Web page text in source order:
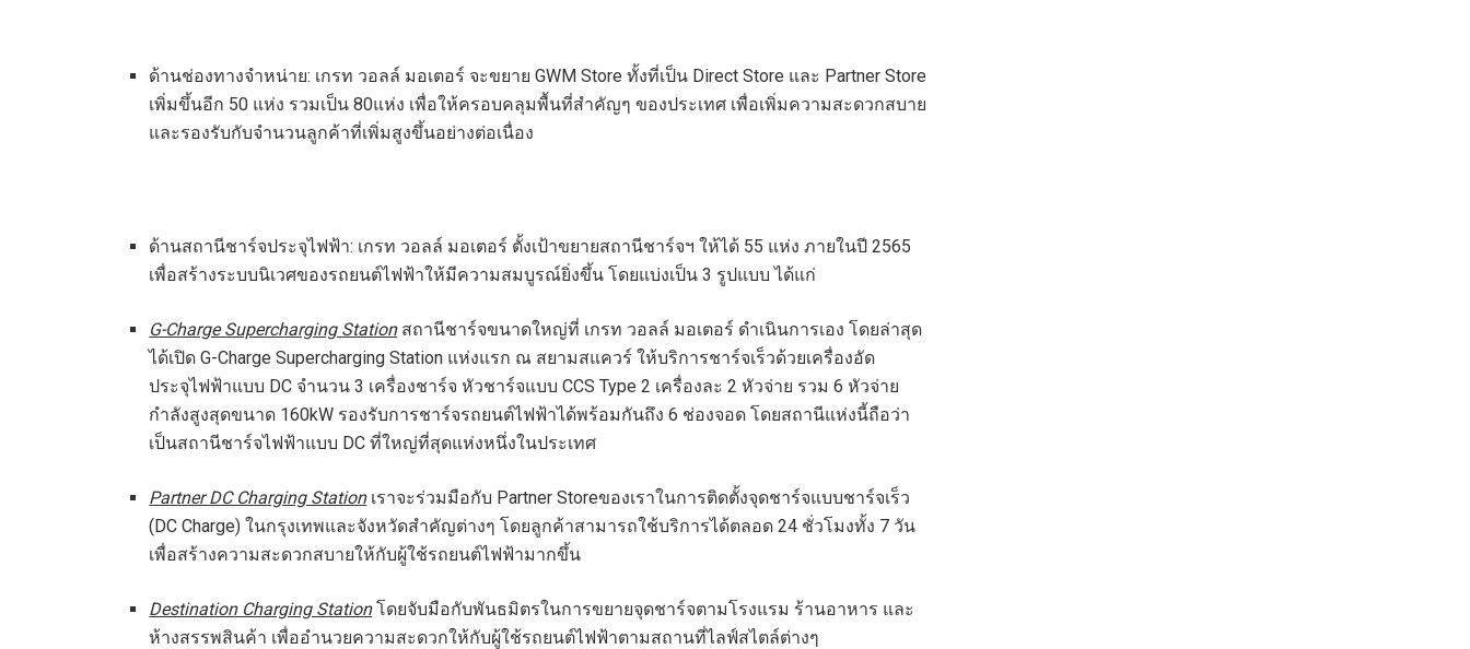
ด้านช่องทางจำหน่าย: เกรท วอลล์ มอเตอร์ จะขยาย GWM Store ทั้งที่เป็น Direct Store และ Partner Store
เพิ่มขึ้นอีก 50 แห่ง รวมเป็น 80แห่ง เพื่อให้ครอบคลุมพื้นที่สำคัญๆ ของประเทศ เพื่อเพิ่มความสะดวกสบาย
และรองรับกับจำนวนลูกค้าที่เพิ่มสูงขึ้นอย่างต่อเนื่อง
ด้านสถานีชาร์จประจุไฟฟ้า: เกรท วอลล์ มอเตอร์ ตั้งเป้าขยายสถานีชาร์จฯ ให้ได้ 55 แห่ง ภายในปี 2565
เพื่อสร้างระบบนิเวศของรถยนต์ไฟฟ้าให้มีความสมบูรณ์ยิ่งขึ้น โดยแบ่งเป็น 3 รูปแบบ ได้แก่
G-Charge Supercharging Stationสถานีชาร์จขนาดใหญ่ที่ เกรท วอลล์ มอเตอร์ ดำเนินการเอง โดยล่าสุด
ได้เปิด G-Charge Supercharging Station แห่งแรก ณ สยามสแควร์ ให้บริการชาร์จเร็วด้วยเครื่องอัด
ประจุไฟฟ้าแบบ DC จำนวน 3 เครื่องชาร์จ หัวชาร์จแบบ CCS Type 2 เครื่องละ 2 หัวจ่าย รวม 6 หัวจ่าย
กำลังสูงสุดขนาด 160kW รองรับการชาร์จรถยนต์ไฟฟ้าได้พร้อมกันถึง 6 ช่องจอด โดยสถานีแห่งนี้ถือว่า
เป็นสถานีชาร์จไฟฟ้าแบบ DC ที่ใหญ่ที่สุดแห่งหนึ่งในประเทศ
Partner DC Charging Stationเราจะร่วมมือกับ Partner Storeของเราในการติดตั้งจุดชาร์จแบบชาร์จเร็ว
(DC Charge) ในกรุงเทพและจังหวัดสำคัญต่างๆ โดยลูกค้าสามารถใช้บริการได้ตลอด 24 ชั่วโมงทั้ง 7 วัน
เพื่อสร้างความสะดวกสบายให้กับผู้ใช้รถยนต์ไฟฟ้ามากขึ้น
Destination Charging Stationโดยจับมือกับพันธมิตรในการขยายจุดชาร์จตามโรงแรม ร้านอาหาร และ
ห้างสรรพสินค้า เพื่ออำนวยความสะดวกให้กับผู้ใช้รถยนต์ไฟฟ้าตามสถานที่ไลฟ์สไตล์ต่างๆ